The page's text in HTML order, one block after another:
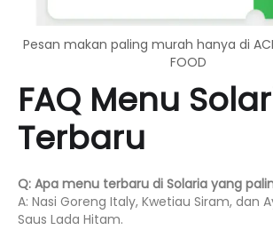
Pesan makan paling murah hanya di
FOOD
FAQ Menu
Terbaru
Q: Apa menu terbaru di Solaria yang
A: Nasi Goreng Italy, Kwetiau Siram, dan
Saus Lada Hitam.